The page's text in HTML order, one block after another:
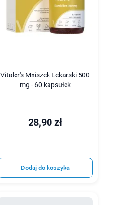
Vitaler's Mniszek Lekarski 500
mg - 60 kapsułek
28,90 zł
Dodaj do koszyka